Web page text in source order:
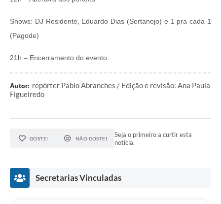
Shows: DJ Residente, Eduardo Dias (Sertanejo) e 1 pra cada 1
(Pagode)
21h – Encerramento do evento.
Autor: repórter Pablo Abranches / Edição e revisão: Ana Paula
Figueiredo
GOSTEI NÃO GOSTEI
Seja o primeiro a curtir esta
notícia.
Secretarias Vinculadas